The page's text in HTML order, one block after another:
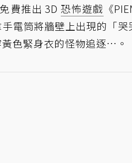
費推出 3D 恐怖遊戲 《
電筒將牆壁上出現的「哭
色緊身衣的怪物追逐…。